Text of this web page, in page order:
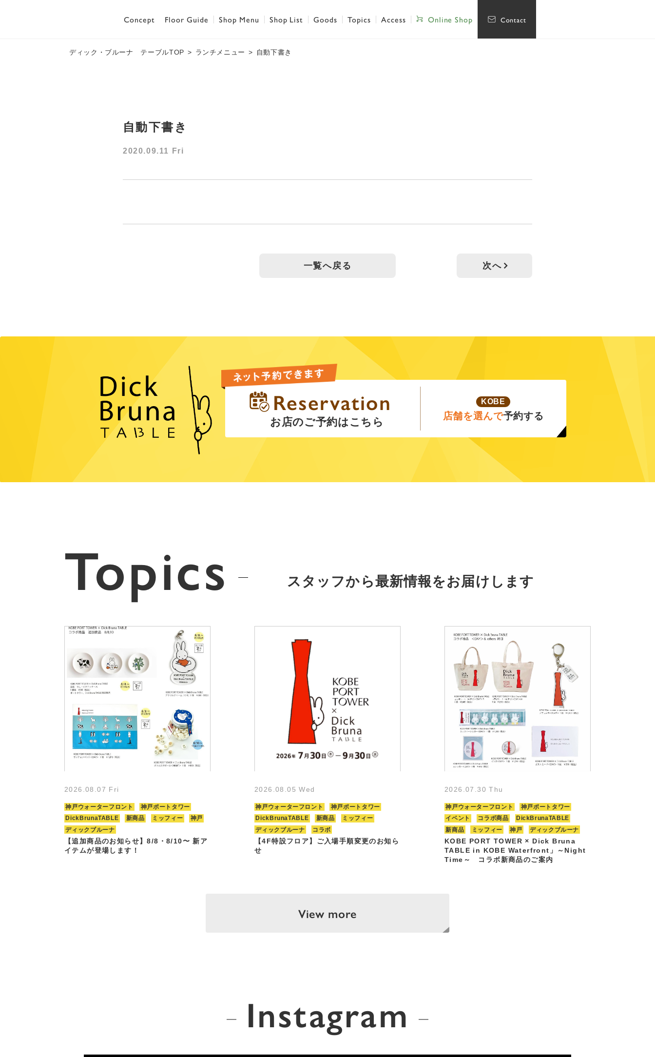
Floor Guide Shop Menu Shop List Goods
Concept Topics Access Online Shop Contact
ディック・ブルーナ テーブルTOP ランチメニュー 自動下書き
自動下書き
2020.09.11 Fri
一覧へ戻る 次へ
お店のご予約はこちら
KOBE
店舗を選んで予約する
Topics スタッフから最新情報をお届けします
2026.08.07 Fri
神戸ウォーターフロント
神戸ポートタワー
DickBrunaTABLE
新商品 ミッフィー
神戸
ディックブルーナ
【追加商品のお知らせ】8/8・8/10〜 新ア
イテムが登場します！
2026.08.05 Wed
神戸ウォーターフロント
神戸ポートタワー
DickBrunaTABLE
新商品
ミッフィー
ディックブルーナ
コラボ
【4F特設フロア】ご入場手順変更のお知ら
せ
2026.07.30 Thu
神戸ウォーターフロント
神戸ポートタワー
イベント
コラボ商品
DickBrunaTABLE
新商品
ミッフィー 神戸 ディックブルーナ
KOBE PORT TOWER × Dick Bruna
TABLE in KOBE Waterfront」～Night
Time～ コラボ新商品のご案内
View more
Instagram